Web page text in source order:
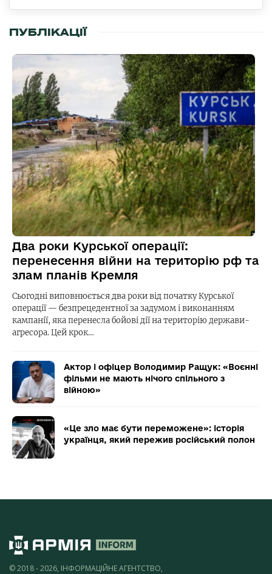
ПУБЛІКАЦІЇ
Два роки Курської операції:
перенесення війни на територію рф та
злам планів Кремля
Сьогодні виповнюється два роки від початку Курської
операції — безпрецедентної за задумом і виконанням
кампанії, яка перенесла бойові дії на територію держави-
агресора. Цей крок…
Актор і офіцер Володимир Ращук: «Воєнні
фільми не мають нічого спільного з
війною»
«Це зло має бути переможене»: історія
українця, який пережив російський полон
© 2018 - 2026, ІНФОРМАЦІЙНЕ АГЕНТСТВО,